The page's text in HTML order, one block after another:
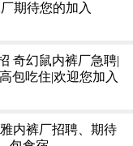
期待您的加入
奇幻鼠内裤厂急聘|
包吃住|欢迎您加入
内裤厂招聘、期待